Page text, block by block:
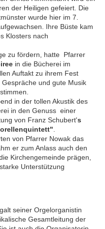
der Heiligen gefeiert. Die
wurde hier im 7.
Ihre Büste kam
Klosters nach
zu fördern, hatte Pfarrer
in die Bücherei im
Auftakt zu ihrem Fest
und gute Musik
in der tollen Akustik des
in den Genuss einer
von Franz Schubert's
von Pfarrer Nowak das
er zum Anlass auch den
Kirchengemeinde prägen,
Unterstützung
seiner Orgelorganistin
Gesamtleitung der